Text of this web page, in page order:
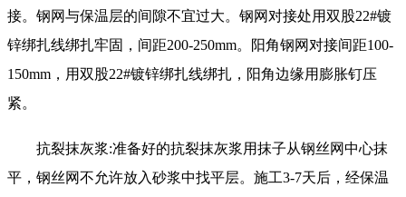
接。钢网与保温层的间隙不宜过大。钢网对接处用双股22#镀
锌绑扎线绑扎牢固，间距200-250mm。阳角钢网对接间距100-
150mm，用双股22#镀锌绑扎线绑扎，阳角边缘用膨胀钉压
紧。
抗裂抹灰浆:准备好的抗裂抹灰浆用抹子从钢丝网中心抹
平，钢丝网不允许放入砂浆中找平层。施工3-7天后，经保温